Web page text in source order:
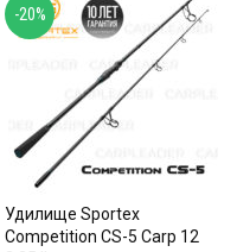
Удилище Sportex
Competition CS-5 Carp 12
-20%